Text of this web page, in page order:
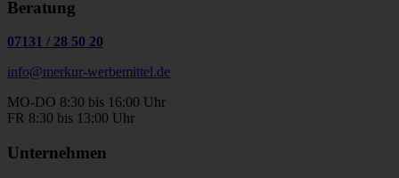
Beratung
07131 / 28 50 20
info@merkur-werbemittel.de
MO-DO 8:30 bis 16:00 Uhr
FR 8:30 bis 13:00 Uhr
Unternehmen